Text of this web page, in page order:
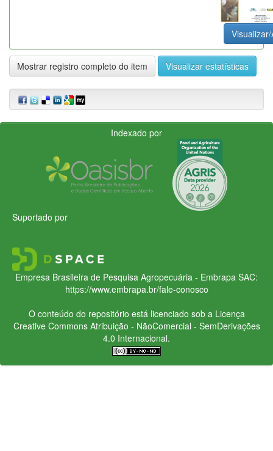
Mostrar registro completo do item Visualizar estatísticas
Indexado por
Suportado por
Empresa Brasileira de Pesquisa Agropecuária - Embrapa SAC:
https://www.embrapa.br/fale-conosco
O conteúdo do repositório está licenciado sob a Licença
Creative CommonsAtribuição - NãoComercial - SemDerivações
4.0 Internacional.